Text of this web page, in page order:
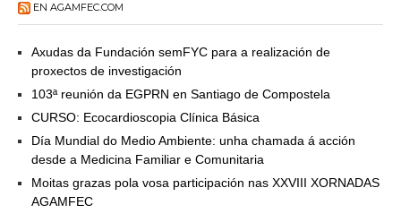
EN AGAMFEC.COM
Axudas da Fundación semFYC para a realización de
proxectos de investigación
103ª reunión da EGPRN en Santiago de Compostela
CURSO: Ecocardioscopia Clínica Básica
Día Mundial do Medio Ambiente: unha chamada á acción
desde a Medicina Familiar e Comunitaria
Moitas grazas pola vosa participación nas XXVIII XORNADAS
AGAMFEC